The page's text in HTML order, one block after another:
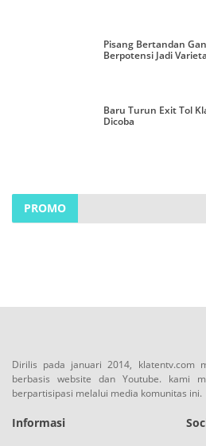
Pisang Bertandan
Berpotensi Jadi
Baru Turun Exit Tol
Dicoba
PROMO
Dirilis pada januari 2014, klatentv.com
berbasis website dan Youtube. kami
berpartisipasi melalui media komunitas ini.
Informasi